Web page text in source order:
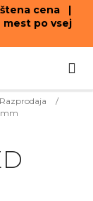
cena |
po vsej
/
mm